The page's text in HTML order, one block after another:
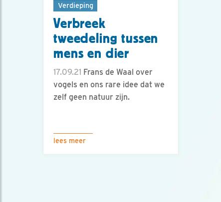
Verdieping
Verbreek
tweedeling tussen
mens en dier
17.09.21 Frans de Waal over
vogels en ons rare idee dat we
zelf geen natuur zijn.
lees meer